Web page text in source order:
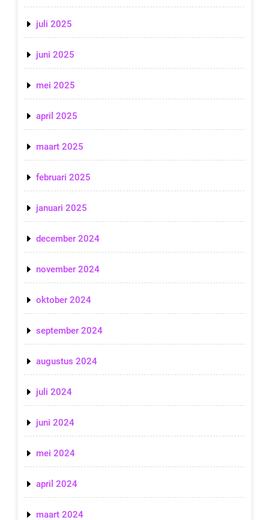
juli 2025
juni 2025
mei 2025
april 2025
maart 2025
februari 2025
januari 2025
december 2024
november 2024
oktober 2024
september 2024
augustus 2024
juli 2024
juni 2024
mei 2024
april 2024
maart 2024